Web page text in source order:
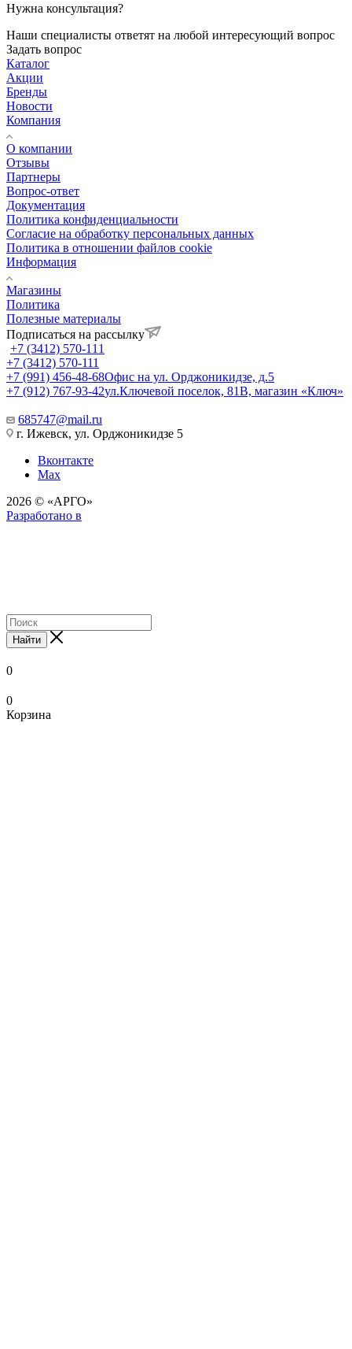
Нужна консультация?
Наши специалисты ответят на любой интересующий вопрос
Задать вопрос
Каталог
Акции
Бренды
Новости
Компания
О компании
Отзывы
Партнеры
Вопрос-ответ
Документация
Политика конфиденциальности
Согласие на обработку персональных данных
Политика в отношении файлов cookie
Информация
Магазины
Политика
Полезные материалы
Подписаться на рассылку
+7 (3412) 570-111
+7 (3412) 570-111
+7 (991) 456-48-68Офис на ул. Орджоникидзе, д.5
+7 (912) 767-93-42ул.Ключевой поселок, 81В, магазин «Ключ»
685747@mail.ru
г. Ижевск, ул. Орджоникидзе 5
Вконтакте
Max
2026 © «АРГО»
Разработано в
Найти
0
0
Корзина